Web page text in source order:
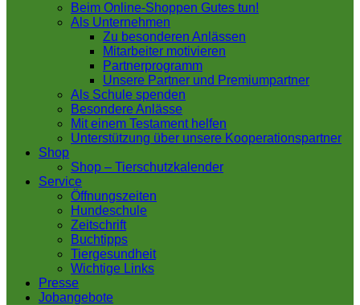
Beim Online-Shoppen Gutes tun!
Als Unternehmen
Zu besonderen Anlässen
Mitarbeiter motivieren
Partnerprogramm
Unsere Partner und Premiumpartner
Als Schule spenden
Besondere Anlässe
Mit einem Testament helfen
Unterstützung über unsere Kooperationspartner
Shop
Shop – Tierschutzkalender
Service
Öffnungszeiten
Hundeschule
Zeitschrift
Buchtipps
Tiergesundheit
Wichtige Links
Presse
Jobangebote